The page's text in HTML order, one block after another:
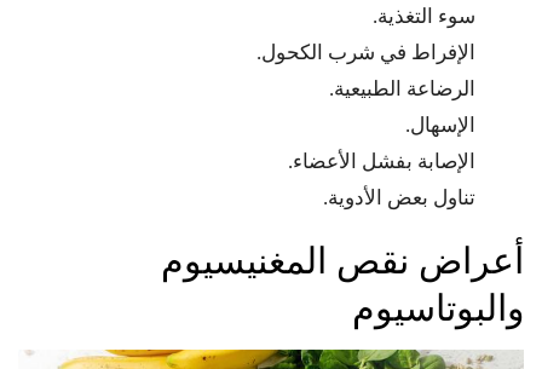
سوء التغذية.
الإفراط في شرب الكحول.
الرضاعة الطبيعية.
الإسهال.
الإصابة بفشل الأعضاء.
تناول بعض الأدوية.
أعراض نقص المغنيسيوم
والبوتاسيوم